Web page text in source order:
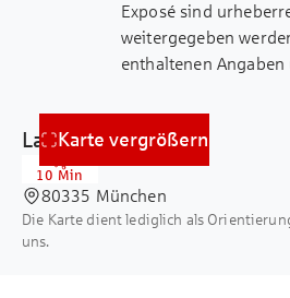
Exposé sind
weitergegeben
enthaltenen
Flächenangaben
Lage
10 Min
Karte vergrößern
80335 München
Die Karte dient lediglich als
uns.